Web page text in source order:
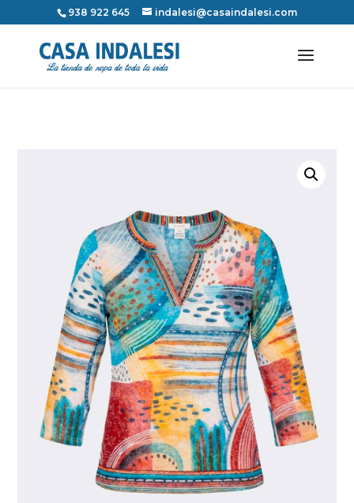
938 922 645 indalesi@casaindalesi.com